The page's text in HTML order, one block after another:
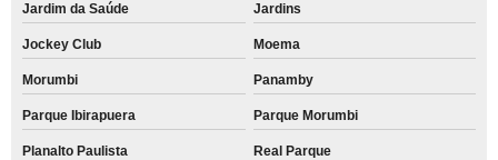
rótulo champagne personalizado valores Bosque da Saúde
rótulo vinho personalizado Jardim Paulistano
rótulo transparente personalizado valores Ibirapuera
atacado de rótulo transparente personalizado Higienópolis
Jardim da Saúde Jardins
Jockey Club Moema
Morumbi Panamby
Parque Ibirapuera Parque Morumbi
Planalto Paulista Real Parque